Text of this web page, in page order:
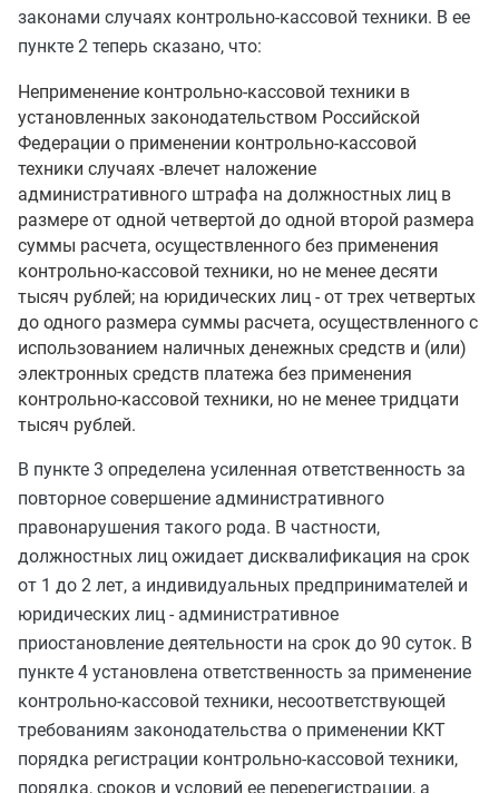
законами случаях контрольно-кассовой техники. В ее
пункте 2 теперь сказано, что:
Неприменение контрольно-кассовой техники в
установленных законодательством Российской
Федерации о применении контрольно-кассовой
техники случаях -влечет наложение
административного штрафа на должностных лиц в
размере от одной четвертой до одной второй размера
суммы расчета, осуществленного без применения
контрольно-кассовой техники, но не менее десяти
тысяч рублей; на юридических лиц - от трех четвертых
до одного размера суммы расчета, осуществленного с
использованием наличных денежных средств и (или)
электронных средств платежа без применения
контрольно-кассовой техники, но не менее тридцати
тысяч рублей.
В пункте 3 определена усиленная ответственность за
повторное совершение административного
правонарушения такого рода. В частности,
должностных лиц ожидает дисквалификация на срок
от 1 до 2 лет, а индивидуальных предпринимателей и
юридических лиц - административное
приостановление деятельности на срок до 90 суток. В
пункте 4 установлена ответственность за применение
контрольно-кассовой техники, несоответствующей
требованиям законодательства о применении ККТ
порядка регистрации контрольно-кассовой техники,
порядка, сроков и условий ее перерегистрации, а